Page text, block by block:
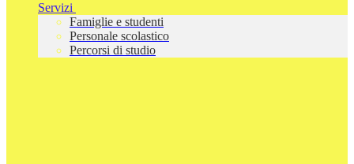
Servizi
Famiglie e studenti
Personale scolastico
Percorsi di studio